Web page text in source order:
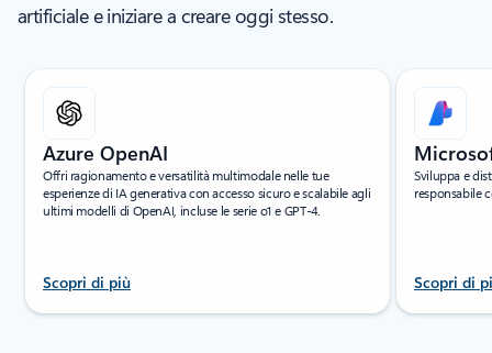
artificiale e iniziare a creare oggi stesso.
Visualizzazione della diapositiva 1 di 6
Azure OpenAI
Offri ragionamento e versatilità multimodale nelle tue
esperienze di IA generativa con accesso sicuro e scalabile agli
ultimi modelli di OpenAI, incluse le serie o1 e GPT-4.
Scopri di più
Sviluppa e
responsabile
Scopri di